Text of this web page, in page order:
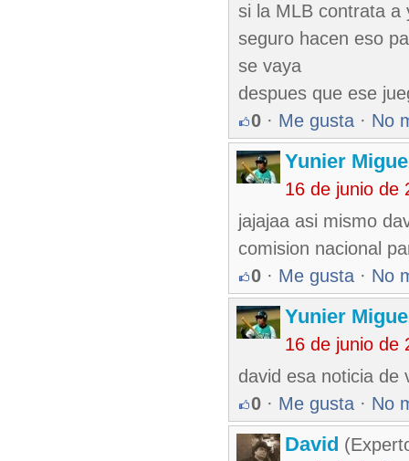
si la MLB contrata a
seguro hacen eso
se vaya
despues que ese
0 · Me gusta · No
Yunier
16 de junio de
jajajaa asi mismo
comision nacional
0 · Me gusta · No
Yunier
16 de junio de
david esa noticia de
0 · Me gusta · No
David